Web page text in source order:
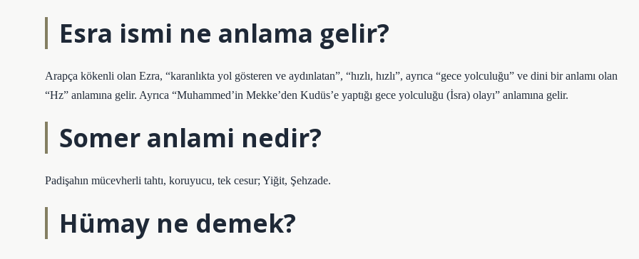
Esra ismi ne anlama gelir?
Arapça kökenli olan Ezra, “karanlıkta yol gösteren ve aydınlatan”, “hızlı, hızlı”, ayrıca “gece yolculuğu” ve dini bir anlamı olan
“Hz” anlamına gelir. Ayrıca “Muhammed’in Mekke’den Kudüs’e yaptığı gece yolculuğu (İsra) olayı” anlamına gelir.
Somer anlami nedir?
Padişahın mücevherli tahtı, koruyucu, tek cesur; Yiğit, Şehzade.
Hümay ne demek?